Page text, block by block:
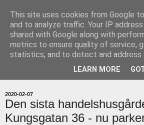
med stort och smått från Uddevallas
2020-02-07
Den sista
Kungsgatan 36 - nu
This site uses cookies from Google
and to analyze traffic. Your IP
shared with Google along with
metrics to ensure quality of service,
statistics, and to detect and address
LEARN MORE